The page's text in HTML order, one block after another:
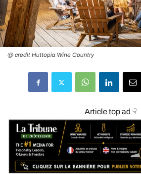
@ credit Huttopia Wine Country
Article top ad ☟